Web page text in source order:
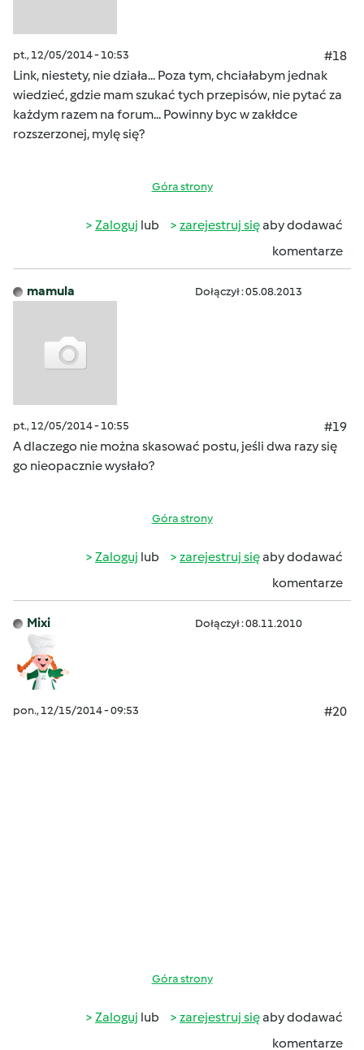
pt., 12/05/2014 - 10:53
#18
Link, niestety, nie działa... Poza tym, chciałabym jednak
wiedzieć, gdzie mam szukać tych przepisów, nie pytać za
każdym razem na forum... Powinny byc w zakłdce
rozszerzonej, mylę się?
Góra strony
Zaloguj lub zarejestruj sięaby dodawać
komentarze
mamula Dołączył : 05.08.2013
pt., 12/05/2014 - 10:55
#19
A dlaczego nie można skasować postu, jeśli dwa razy się
go nieopacznie wysłało?
Góra strony
Zaloguj lub zarejestruj sięaby dodawać
komentarze
Mixi Dołączył : 08.11.2010
pon., 12/15/2014 - 09:53 #20
Góra strony
Zaloguj lub zarejestruj sięaby dodawać
komentarze